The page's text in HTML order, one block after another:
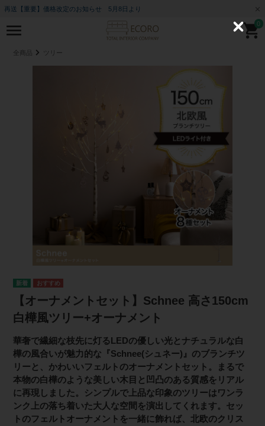
再送【重要】価格改定のお知らせ 5月8日より
0
全商品 ツリー
【オーナメントセット】Schnee 高さ150cm
白樺風ツリー+オーナメント
華奢で繊細な枝先に灯るLEDの優しい光とナチュラルな白
樺の風合いが魅力的な『Schnee(シュネー)』のブランチツ
リーと、かわいいフェルトのオーナメントセット。まるで
本物の白樺のような美しい木目と凹凸のある質感をリアル
に再現しました。シンプルで上品な印象のツリーはワンラ
ンク上の落ち着いた大人な空間を演出してくれます。セッ
トのフェルトオーナメントを一緒に飾れば、北欧のクリス
C